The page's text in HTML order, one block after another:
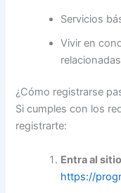
Servicios
Vivir en
¿Cómo registrarse
Si cumples con los
registrarte:
Entra al
https://